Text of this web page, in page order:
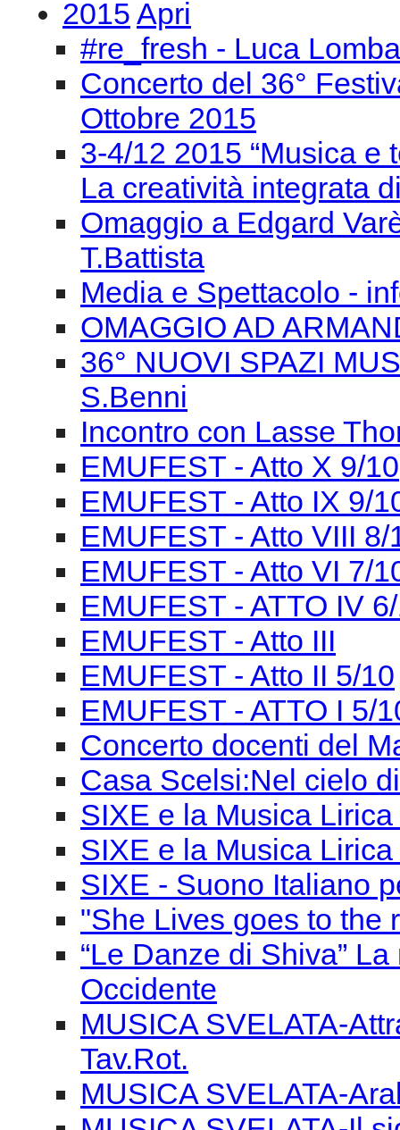
La creatività integrata
Omaggio a Edgard
T.Battista
Media e Spettacolo -
OMAGGIO AD
36° NUOVI SPAZI
S.Benni
Incontro con Lasse
EMUFEST - Atto X 9/10
EMUFEST - Atto IX 9/
EMUFEST - Atto VIII 8/
EMUFEST - Atto VI 7/
EMUFEST - ATTO IV
EMUFEST - Atto III
EMUFEST - Atto II 5/10
EMUFEST - ATTO I 5/
Concerto docenti del
Casa Scelsi:Nel cielo
SIXE e la Musica
SIXE e la Musica
SIXE - Suono Italiano
"She Lives goes to the
“Le Danze di Shiva”
Occidente
MUSICA SVELATA-
Tav.Rot.
MUSICA SVELATA-
MUSICA SVELATA-Il
FEDERCULTURE
ARTE E SCIENZA
ARTE E SCIENZA
ARTE E SCIENZA